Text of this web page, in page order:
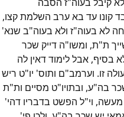
קונו עד בא ערב השלמת קצו,
לא בעוה"ז ולא בעוה"ב שנא'
ת"ת, ומשו"ה דייק שכר
אבל לימוד דאין לה
זו. וערמב"ם ותוס' יו"ט ריש
בה"ע, ובתויו"ט מסיים ות"ת
מעשה, וי"ל הפשט בדבריו דהי'